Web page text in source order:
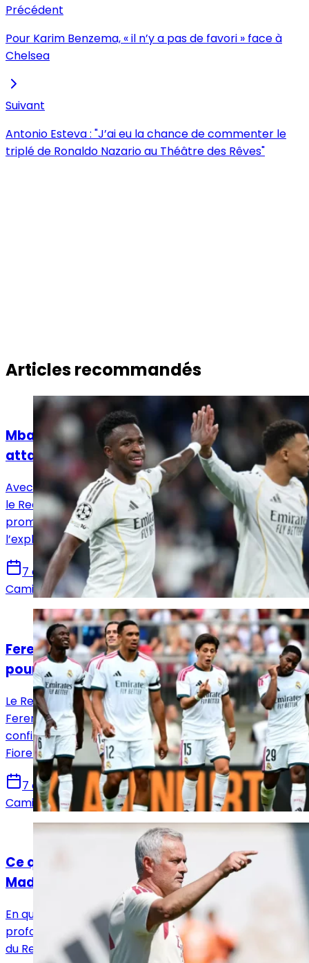
Précédent
Pour Karim Benzema, « il n’y a pas de favori » face à
Chelsea
Suivant
Antonio Esteva : "J’ai eu la chance de commenter le
triplé de Ronaldo Nazario au Théâtre des Rêves"
Articles recommandés
Actualités
Mbappé, Vinicius Jr, Diomandé : quelle
attaque pour le Real Madrid ?
Avec Vinicius Jr, Mbappé et désormais Yan Diomandé,
le Real Madrid dispose d’un trio offensif très
prometteur. Reste à voir comment José Mourinho
l’exploitera.
7 août 2026
Camille Santos
Actualités
Ferencváros – Real Madrid : la Casa Blanca
poursuit sa préparation à Budapest
Le Real Madrid poursuit sa préparation estivale face à
Ferencváros en Hongrie. Les Merengue veulent
confirmer leurs progrès après leur match nul contre la
Fiorentina.
7 août 2026
Camille Santos
Actualités
Ce que Mourinho a déjà changé au Real
Madrid
En quelques semaines, José Mourinho aurait déjà
profondément transformé l’atmosphère du vestiaire
du Real Madrid et imposé une nouvelle dynamique.